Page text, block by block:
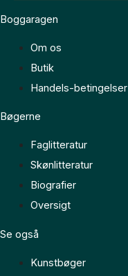
Boggaragen
Om os
Butik
Handels-betingelser
Bøgerne
Faglitteratur
Skønlitteratur
Biografier
Oversigt
Se også
Kunstbøger